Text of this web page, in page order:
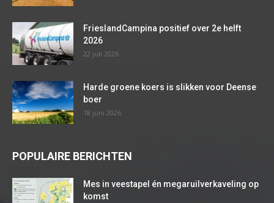
FrieslandCampina positief over 2e helft
2026
22 juli 2026
Harde groene koers is slikken voor Deense
boer
18 juni 2026
POPULAIRE BERICHTEN
Mes in veestapel én megaruilverkaveling op
komst